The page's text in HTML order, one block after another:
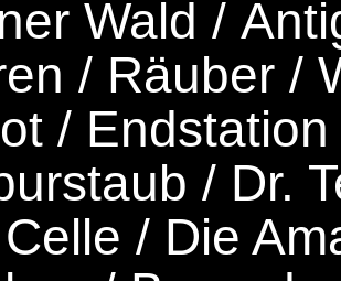
Wald /
/ Räuber /
/ Endstation
/ Dr.
/ Die